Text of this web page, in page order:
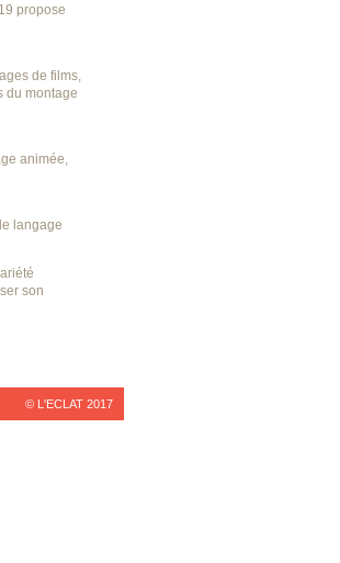
propose
de films,
du montage
animée,
langage
son
© L'ECLAT 2017